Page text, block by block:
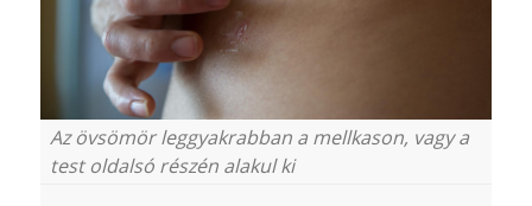
Az övsömör leggyakrabban a mellkason, vagy a
test oldalsó részén alakul ki